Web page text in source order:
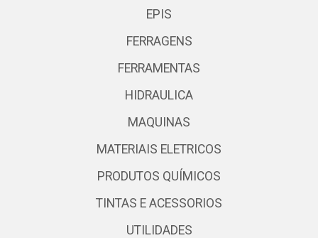
EPIS
FERRAGENS
FERRAMENTAS
HIDRAULICA
MAQUINAS
MATERIAIS ELETRICOS
PRODUTOS QUÍMICOS
TINTAS E ACESSORIOS
UTILIDADES